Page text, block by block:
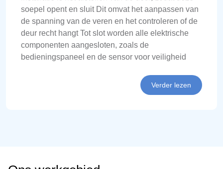
soepel opent en sluit Dit omvat het aanpassen van
de spanning van de veren en het controleren of de
deur recht hangt Tot slot worden alle elektrische
componenten aangesloten, zoals de
bedieningspaneel en de sensor voor veiligheid
Verder lezen